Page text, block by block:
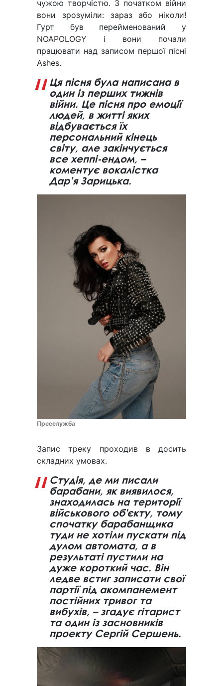
чужою творчістю. З початком війни
вони зрозуміли: зараз або ніколи!
Гурт був перейменований у
NOAPOLOGY і вони почали
працювати над записом першої пісні
Ashes.
Ця пісня була написана в
один із перших тижнів
війни. Це пісня про емоції
людей, в житті яких
відбувається їх
персональний кінець
світу, але закінчується
все хеппі-ендом, –
коментує вокалістка
Дар’я Зарицька.
Пресслужба
Запис треку проходив в досить
складних умовах.
Студія, де ми писали
барабани, як виявилося,
знаходилась на території
військового об'єкту, тому
спочатку барабанщика
туди не хотіли пускати під
дулом автомата, а в
результаті пустили на
дуже короткий час. Він
ледве встиг записати свої
партії під акомпанемент
постійних тривог та
вибухів, – згадує гітарист
та один із засновників
проекту Сергій Сершень.